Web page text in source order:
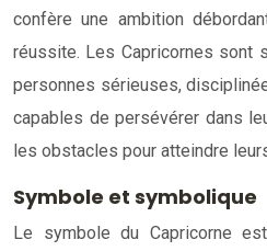
confère une ambition
réussite. Les Capricornes sont
personnes sérieuses,
capables de persévérer dans
les obstacles pour atteindre
Symbole et symbolique
Le symbole du Capricorne